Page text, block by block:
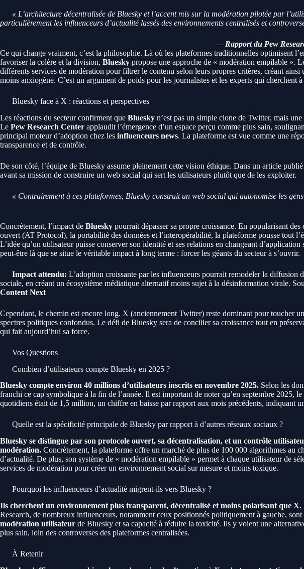
« L’architecture décentralisée de Bluesky et l’accent mis sur la modération pilotée par
particulièrement les influenceurs d’actualité lassés des environnements centralisés et
— Rapport du Pew
Ce qui change vraiment, c’est la philosophie. Là où les plateformes traditionnelles optimisent
favoriser la colère et la division, Bluesky propose une approche de « modération empilable ».
différents services de modération pour filtrer le contenu selon leurs propres critères, créant ainsi
moins anxiogène. C’est un argument de poids pour les journalistes et les experts qui cherchent
Bluesky face à X : réactions et perspectives
Les réactions du secteur confirment que Bluesky n’est pas un simple clone de Twitter, mais
Le Pew Research Center applaudit l’émergence d’un espace perçu comme plus sain,
principal moteur d’adoption chez les influenceurs news. La plateforme est vue comme une
transparence et de contrôle.
De son côté, l’équipe de Bluesky assume pleinement cette vision éthique. Dans un article publié
avant sa mission de construire un web social qui sert les utilisateurs plutôt que de les exploiter.
« Contrairement à ces plateformes, Bluesky construit un web social qui autonomise les
Concrètement, l’impact de Bluesky pourrait dépasser sa propre croissance. En popularisant
ouvert (AT Protocol), la portabilité des données et l’interopérabilité, la plateforme pousse tout
L’idée qu’un utilisateur puisse conserver son identité et ses relations en changeant
peut-être là que se situe le véritable impact à long terme : forcer les géants du secteur à s’ouvrir.
Impact attendu: L’adoption croissante par les influenceurs pourrait remodeler la diffusion
sociale, en créant un écosystème médiatique alternatif moins sujet à la désinformation virale.
Content Next
Cependant, le chemin est encore long. X (anciennement Twitter) reste dominant pour toucher
spectres politiques confondus. Le défi de Bluesky sera de concilier sa croissance tout en
qui fait aujourd’hui sa force.
Vos Questions
Combien d’utilisateurs compte Bluesky en 2025 ?
Bluesky compte environ 40 millions d’utilisateurs inscrits en novembre 2025. Selon les
franchi ce cap symbolique à la fin de l’année. Il est important de noter qu’en septembre 2025,
quotidiens était de 1,5 million, un chiffre en baisse par rapport aux mois précédents, indiquant
Quelle est la spécificité principale de Bluesky par rapport à d’autres réseaux sociaux ?
Bluesky se distingue par son protocole ouvert, sa décentralisation, et un contrôle
modération. Concrètement, la plateforme offre un marché de plus de 100 000 algorithmes au
d’actualité. De plus, son système de « modération empilable » permet à chaque utilisateur de
services de modération pour créer un environnement social sur mesure et moins toxique.
Pourquoi les influenceurs d’actualité migrent-ils vers Bluesky ?
Ils cherchent un environnement plus transparent, décentralisé et moins polarisant que X.
Research, de nombreux influenceurs, notamment ceux positionnés politiquement à gauche,
modération utilisateur de Bluesky et sa capacité à réduire la toxicité. Ils y voient une
plus sain, loin des controverses des plateformes centralisées.
À Retenir